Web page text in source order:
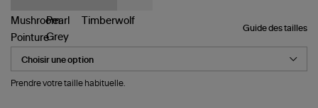
Guide des tailles
Pointure
Prendre votre taille habituelle.